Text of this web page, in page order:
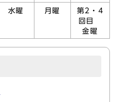
水曜 月曜
第2・4
回目
金曜